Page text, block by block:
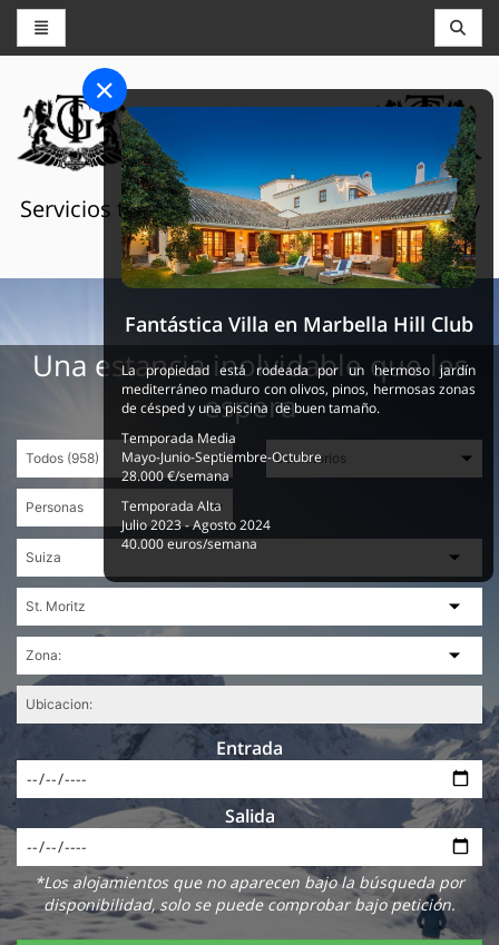
THE GRAND SELECTION
Servicios turísticos de lujo en Suiza, Francia y
España
Una estancia inolvidable que les
espera
Entrada
Salida
*Los alojamientos que no aparecen bajo la búsqueda por
disponibilidad, solo se puede comprobar bajo petición.
Fantástica Villa en Marbella Hill Club
La propiedad está rodeada por un hermoso jardín
mediterráneo maduro con olivos, pinos, hermosas zonas
de césped y una piscina de buen tamaño.
Temporada Media
Mayo-Junio-Septiembre-Octubre
28.000 €/semana
Temporada Alta
Julio 2023 - Agosto 2024
40.000 euros/semana